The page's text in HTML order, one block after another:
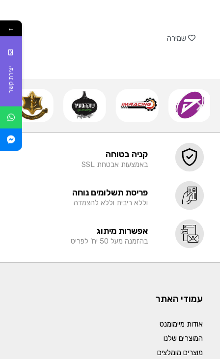
שמירה
קניה בטוחה
באמצעות אבטחת SSL
פריסת תשלומים נוחה
וללא ריבית וללא להצמדה
אפשרות מיתוג
בהזמנה מעל 50 יח' לפריט
עמודי האתר
אודות מיימומנט
המוצרים שלנו
מוצרים מומלצים
←
יצירת קשר